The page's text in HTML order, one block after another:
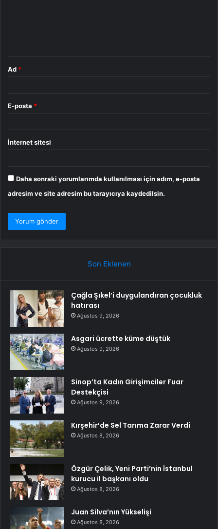
Ad *
E-posta *
İnternet sitesi
Daha sonraki yorumlarımda kullanılması için adım, e-posta
adresim ve site adresim bu tarayıcıya kaydedilsin.
Son Eklenen
Çağla Şıkel’i duygulandıran çocukluk
hatırası
Ağustos 9, 2026
Asgari ücrette küme düştük
Ağustos 9, 2026
Sinop’ta Kadın Girişimciler Fuar
Destekçisi
Ağustos 9, 2026
Kırşehir’de Sel Tarıma Zarar Verdi
Ağustos 8, 2026
Özgür Çelik, Yeni Parti’nin İstanbul
kurucu il başkanı oldu
Ağustos 8, 2026
Juan Silva’nın Yükselişi
Ağustos 8, 2026